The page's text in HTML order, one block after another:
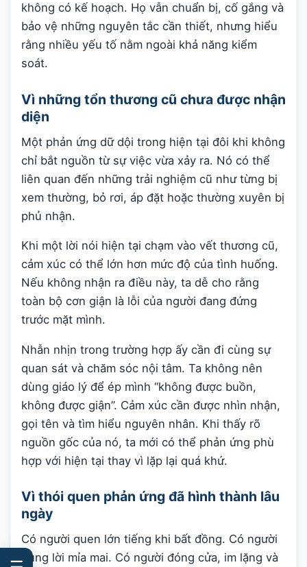
không có kế hoạch. Họ vẫn chuẩn bị, cố gắng và
bảo vệ những nguyên tắc cần thiết, nhưng hiểu
rằng nhiều yếu tố nằm ngoài khả năng kiểm
soát.
Vì những tổn thương cũ chưa được nhận
diện
Một phản ứng dữ dội trong hiện tại đôi khi không
chỉ bắt nguồn từ sự việc vừa xảy ra. Nó có thể
liên quan đến những trải nghiệm cũ như từng bị
xem thường, bỏ rơi, áp đặt hoặc thường xuyên bị
phủ nhận.
Khi một lời nói hiện tại chạm vào vết thương cũ,
cảm xúc có thể lớn hơn mức độ của tình huống.
Nếu không nhận ra điều này, ta dễ cho rằng
toàn bộ cơn giận là lỗi của người đang đứng
trước mặt mình.
Nhẫn nhịn trong trường hợp ấy cần đi cùng sự
quan sát và chăm sóc nội tâm. Ta không nên
dùng giáo lý để ép mình “không được buồn,
không được giận”. Cảm xúc cần được nhìn nhận,
gọi tên và tìm hiểu nguyên nhân. Khi thấy rõ
nguồn gốc của nó, ta mới có thể phản ứng phù
hợp với hiện tại thay vì lặp lại quá khứ.
Vì thói quen phản ứng đã hình thành lâu
ngày
Có người quen lớn tiếng khi bất đồng. Có người
dùng lời mỉa mai. Có người đóng cửa, im lặng và